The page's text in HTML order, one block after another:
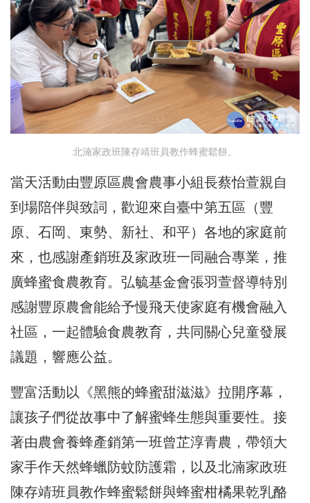
北湳家政班陳存靖班員教作蜂蜜鬆餅。
當天活動由豐原區農會農事小組長蔡怡萱親自
到場陪伴與致詞，歡迎來自臺中第五區（豐
原、石岡、東勢、新社、和平）各地的家庭前
來，也感謝產銷班及家政班一同融合專業，推
廣蜂蜜食農教育。弘毓基金會張羽萱督導特別
感謝豐原農會能給予慢飛天使家庭有機會融入
社區，一起體驗食農教育，共同關心兒童發展
議題，響應公益。
豐富活動以《黑熊的蜂蜜甜滋滋》拉開序幕，
讓孩子們從故事中了解蜜蜂生態與重要性。接
著由農會養蜂產銷第一班曾芷淳青農，帶領大
家手作天然蜂蠟防蚊防護霜，以及北湳家政班
陳存靖班員教作蜂蜜鬆餅與蜂蜜柑橘果乾乳酪